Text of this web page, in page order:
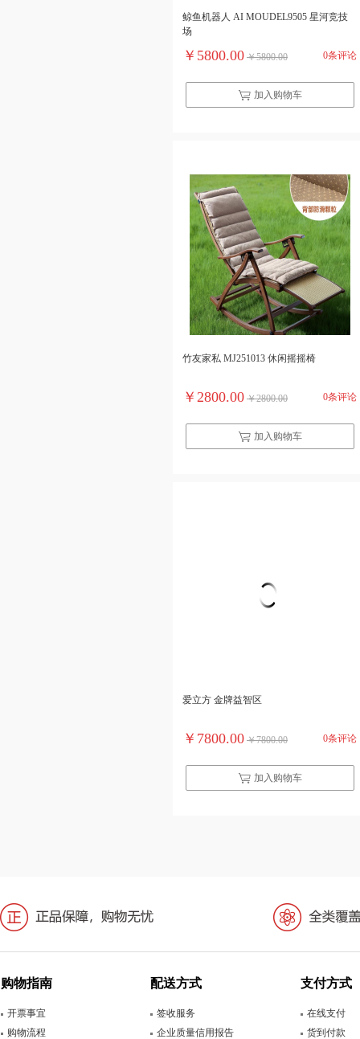
鲸鱼机器人 AI MOUDEL9505 星河竞技
场
￥5800.00 ￥5800.00 0条评论
加入购物车
竹友家私 MJ251013 休闲摇摇椅
￥2800.00 ￥2800.00 0条评论
加入购物车
爱立方 金牌益智区
￥7800.00 ￥7800.00 0条评论
加入购物车
购物指南
开票事宜
购物流程
配送方式
签收服务
企业质量信用报告
支付方式
在线支付
货到付款